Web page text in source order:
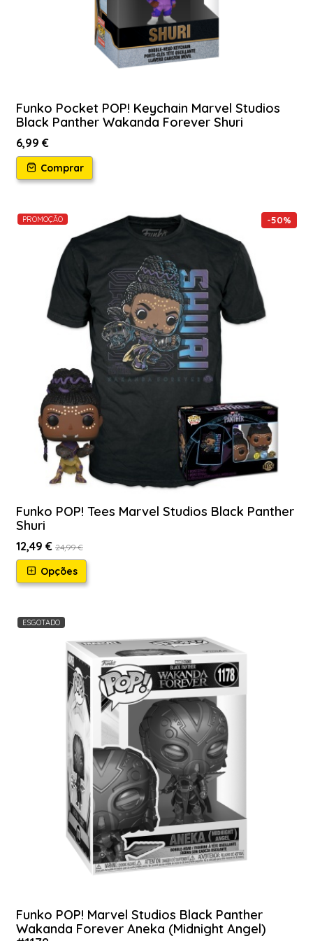
Funko Pocket POP! Keychain Marvel Studios
Black Panther Wakanda Forever Shuri
6,99 €
Comprar
-50%
PROMOÇÃO
Funko POP! Tees Marvel Studios Black Panther
Shuri
12,49 € 24,99 €
Opções
ESGOTADO
Funko POP! Marvel Studios Black Panther
Wakanda Forever Aneka (Midnight Angel)